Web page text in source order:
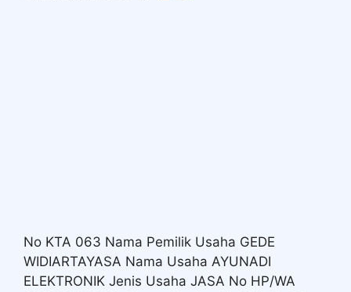
No KTA 063 Nama Pemilik Usaha GEDE
WIDIARTAYASA Nama Usaha AYUNADI
ELEKTRONIK Jenis Usaha JASA No HP/WA